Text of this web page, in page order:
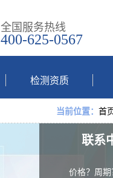
全国服务热线
400-625-0567
检测资质
当前位置： 首
联系
价格？周期